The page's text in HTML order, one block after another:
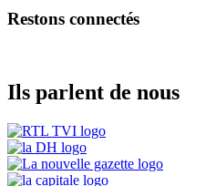
Restons connectés
Ils parlent de nous